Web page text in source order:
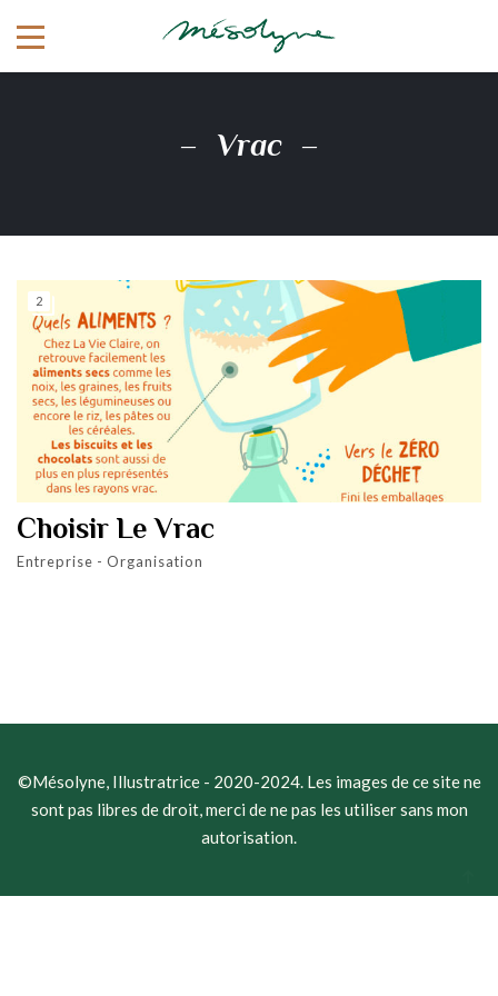
Vrac
2
Choisir Le Vrac
Entreprise - Organisation
©Mésolyne, Illustratrice - 2020-2024. Les images de ce site ne
sont pas libres de droit, merci de ne pas les utiliser sans mon
autorisation.